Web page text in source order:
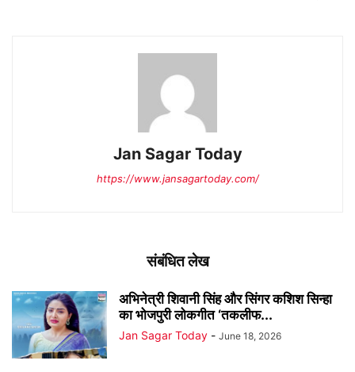
Jan Sagar Today
https://www.jansagartoday.com/
संबंधित लेख
अभिनेत्री शिवानी सिंह और सिंगर कशिश सिन्हा
का भोजपुरी लोकगीत ‘तकलीफ...
Jan Sagar Today - June 18, 2026